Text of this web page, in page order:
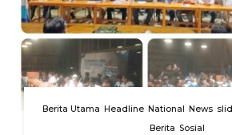
Berita Utama Headline National News
Berita Sosial